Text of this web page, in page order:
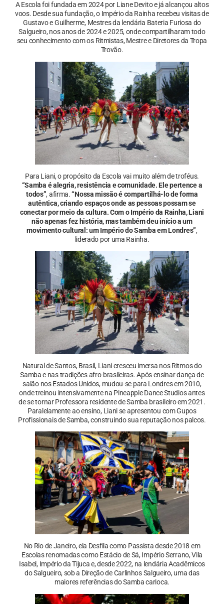
A Escola foi fundada em 2024 por Liane Devito e já alcançou altos
voos. Desde sua fundação, o Império da Rainha recebeu visitas de
Gustavo e Guilherme, Mestres da lendária Bateria Furiosa do
Salgueiro, nos anos de 2024 e 2025, onde compartilharam todo
seu conhecimento com os Ritmistas, Mestre e Diretores da Tropa
Trovão.
Para Liani, o propósito da Escola vai muito além de troféus.
“Samba é alegria, resistência e comunidade. Ele pertence a
todos”, afirma.“Nossa missão é compartilhá-lo de forma
autêntica, criando espaços onde as pessoas possam se
conectar por meio da cultura. Com o Império da Rainha, Liani
não apenas fez história, mas também deu início a um
movimento cultural: um Império do Samba em Londres”,
liderado por uma Rainha.
Natural de Santos, Brasil, Liani cresceu imersa nos Ritmos do
Samba e nas tradições afro-brasileiras. Após ensinar dança de
salão nos Estados Unidos, mudou-se para Londres em 2010,
onde treinou intensivamente na Pineapple Dance Studios antes
de se tornar Professora residente de Samba brasileiro em 2021.
Paralelamente ao ensino, Liani se apresentou com Gupos
Profissionais de Samba, construindo sua reputação nos palcos.
No Rio de Janeiro, ela Desfila como Passista desde 2018 em
Escolas renomadas como Estácio de Sá, Império Serrano, Vila
Isabel, Império da Tijuca e, desde 2022, na lendária Acadêmicos
do Salgueiro, sob a Direção de Carlinhos Salgueiro, uma das
maiores referências do Samba carioca.